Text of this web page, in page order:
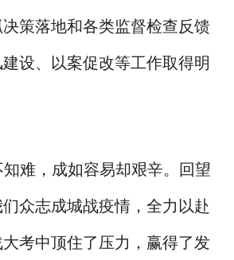
策落地和各类监督检查反馈
设、以案促改等工作取得明
难，成如容易却艰辛。回望
众志成城战疫情，全力以赴
考中顶住了压力，赢得了发